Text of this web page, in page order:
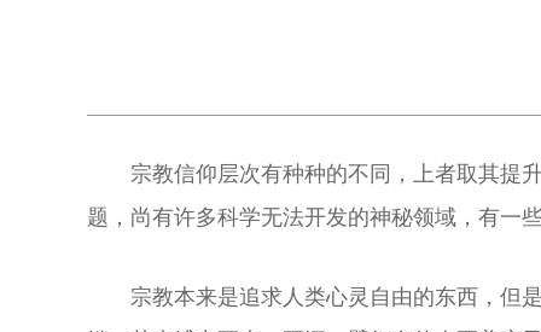
宗教信仰层次有种种的不同，上者取其提
题，尚有许多科学无法开发的神秘领域，有一
宗教本来是追求人类心灵自由的东西，但